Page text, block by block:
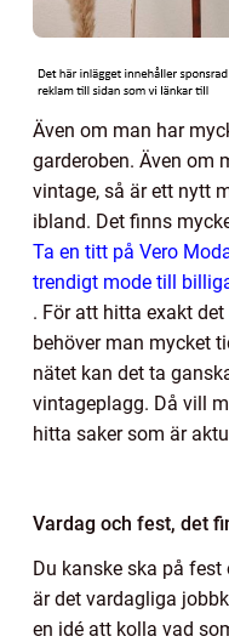
Även om man har
garderoben. Även om
vintage, så är ett nytt
ibland. Det finns
Ta en titt på Vero
trendigt mode till
. För att hitta exakt
behöver man mycket
nätet kan det ta
vintageplagg. Då vill
hitta saker som är
Vardag och fest, det
Du kanske ska på fest
är det vardagliga
en idé att kolla vad